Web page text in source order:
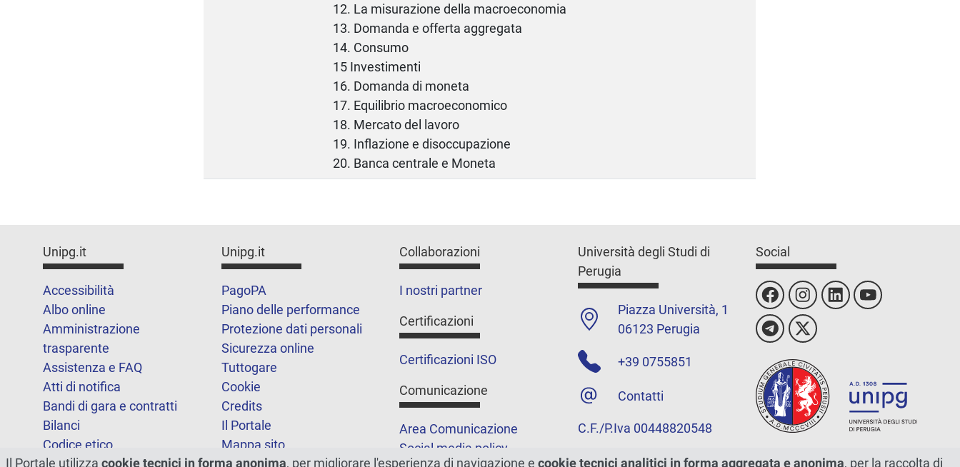
12. La misurazione della macroeconomia
13. Domanda e offerta aggregata
14. Consumo
15 Investimenti
16. Domanda di moneta
17. Equilibrio macroeconomico
18. Mercato del lavoro
19. Inflazione e disoccupazione
20. Banca centrale e Moneta
Unipg.it
Accessibilità
Albo online
Amministrazione
trasparente
Assistenza e FAQ
Atti di notifica
Bandi di gara e contratti
Bilanci
Codice etico
FOIA
Unipg.it
PagoPA
Piano delle performance
Protezione dati personali
Sicurezza online
Tuttogare
Cookie
Credits
Il Portale
Mappa sito
Statistiche
Collaborazioni
I nostri partner
Certificazioni
Certificazioni ISO
Comunicazione
Area Comunicazione
Social media policy
Università degli Studi di
Perugia
Piazza Università, 1
06123 Perugia
+39 0755851
Contatti
C.F./P.Iva 00448820548
Social
Il Portale utilizza cookie tecnici in forma anonima, per migliorare l'esperienza di navigazione e cookie tecnici analitici in forma aggregata e anonima, per la raccolta di